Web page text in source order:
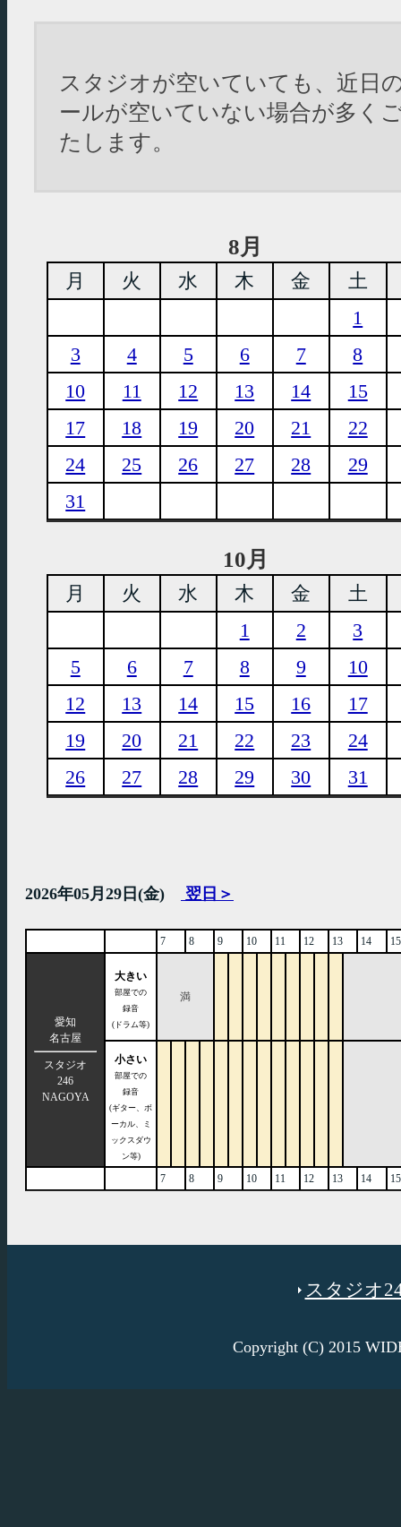
スタジオが空いていても、近日
ールが空いていない場合が多く
たします。
8月
月 火 水 木 金
土
1
3
4 5 6 7
8
10
11 12 13 14
15
17
18 19 20 21
22
24
25 26 27 28
29
31
10月
月 火 水 木 金
土
1
2
3
5
6 7 8 9
10
12
13 14 15 16
17
19
20 21 22 23
24
26
27 28 29 30 31
2026年05月29日(金) 翌日＞
7 8 9 10 11 12 13 14 15
愛知
名古屋
スタジオ
246
NAGOYA
大きい
部屋での
録音
(ドラム等)
満
小さい
部屋での
録音
(ギター、ボ
ーカル、ミ
ックスダウ
ン等)
7 8 9 10 11 12 13 14 15
スタジオ
Copyright (C) 2015